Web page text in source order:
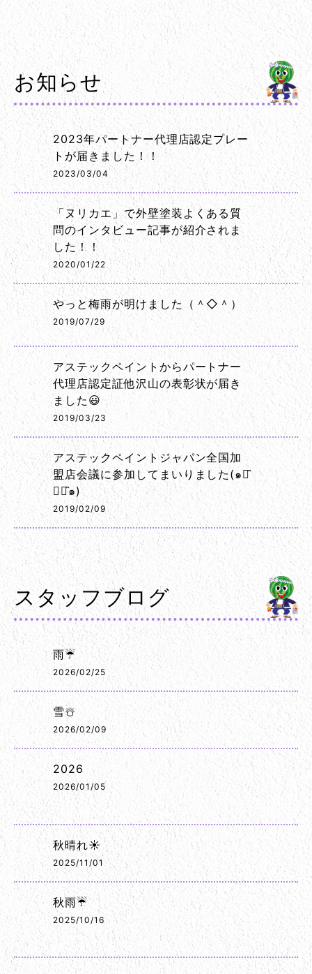
お知らせ
2023年パートナー代理店認定プレー
トが届きました！！
2023/03/04
「ヌリカエ」で外壁塗装よくある質
問のインタビュー記事が紹介されま
した！！
2020/01/22
やっと梅雨が明けました（＾◇＾）
2019/07/29
アステックペイントからパートナー
代理店認定証他沢山の表彰状が届き
ました😃
2019/03/23
アステックペイントジャパン全国加
盟店会議に参加してまいりました(๑･̑
◡･̑๑)
2019/02/09
スタッフブログ
雨☔
2026/02/25
雪☃️
2026/02/09
2026
2026/01/05
秋晴れ☀️
2025/11/01
秋雨☔
2025/10/16